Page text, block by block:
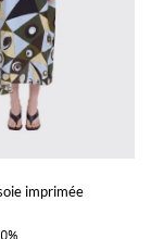
imprimée